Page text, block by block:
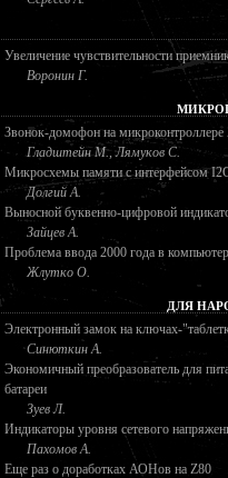
Увеличение чувствительности
Воронин Г.
Звонок-домофон на микроконтроллере
Гладштейн М., Лямуков С.
Микросхемы памяти с интерфейсом
Долгий А.
Выносной буквенно-цифровой
Зайцев А.
Проблема ввода 2000 года в
Жлутко О.
ДЛЯ
Электронный замок на ключах-
Синюткин А.
Экономичный преобразователь для
батареи
Зуев Л.
Индикаторы уровня сетевого
Пахомов А.
Еще раз о доработках АОНов на Z80